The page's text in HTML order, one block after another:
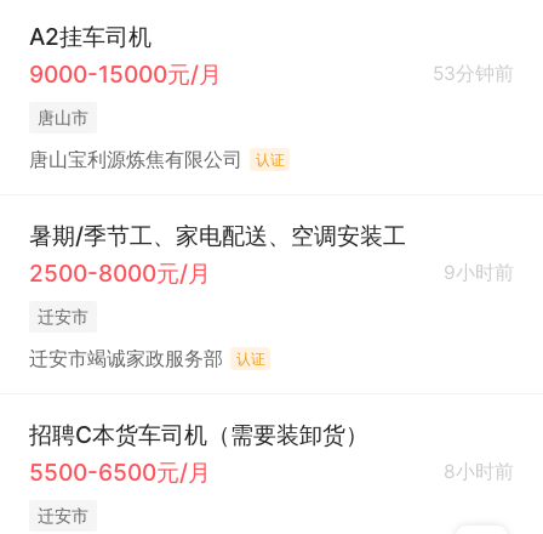
A2挂车司机
9000-15000元/月
53分钟前
唐山市
唐山宝利源炼焦有限公司 认证
暑期/季节工、家电配送、空调安装工
2500-8000元/月
9小时前
迁安市
迁安市竭诚家政服务部 认证
招聘C本货车司机（需要装卸货）
5500-6500元/月
8小时前
迁安市